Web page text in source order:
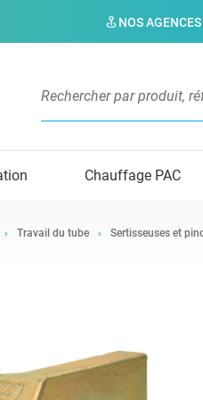
NOS AGENCES
Chauffage PAC
Travail du tube Sertisseuses et